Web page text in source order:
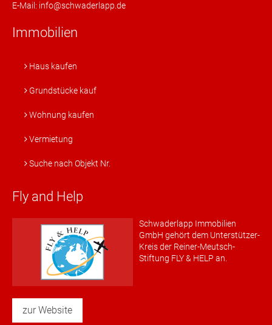
E-Mail: info@schwaderlapp.de
Immobilien
Haus kaufen
Grundstücke kauf
Wohnung kaufen
Vermietung
Suche nach Objekt Nr.
Fly and Help
Schwaderlapp Immobilien
GmbH gehört dem Unterstützer-
Kreis der Reiner-Meutsch-
Stiftung FLY & HELP an.
zur Website